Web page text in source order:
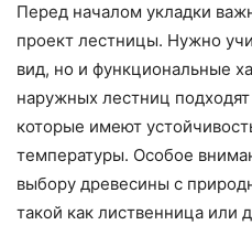
Перед началом укладки
проект лестницы. Нужно
вид, но и функциональные
наружных лестниц
которые имеют
температуры. Особое
выбору древесины с
такой как лиственница или